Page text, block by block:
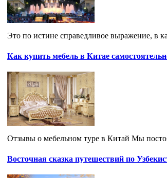
Это по истине справедливое выражение, в
Как купить мебель в Китае
Отзывы о мебельном туре в Китай Мы
Восточная сказка путешествий по